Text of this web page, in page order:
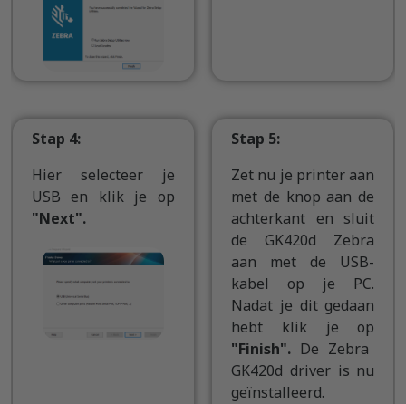
Stap 4:
Hier selecteer je
USB en klik je op
"Next".
Stap 5:
Zet nu je printer aan
met de knop aan de
achterkant en sluit
de GK420d Zebra
aan met de USB-
kabel op je PC.
Nadat je dit gedaan
hebt klik je op
"Finish". De Zebra
GK420d driver is nu
geïnstalleerd.